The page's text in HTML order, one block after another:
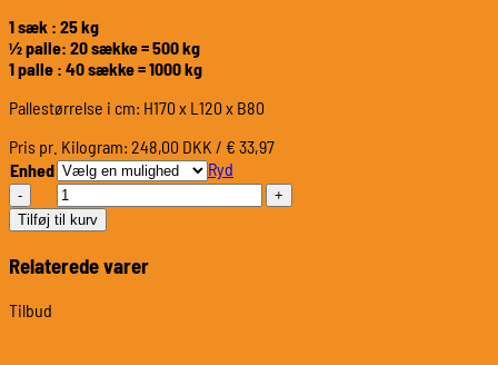
1 sæk : 25 kg
½ palle: 20 sække = 500 kg
1 palle : 40 sække = 1000 kg
Pallestørrelse i cm: H170 x L120 x B80
Pris pr. Kilogram: 248,00 DKK / € 33,97
Enhed
Ryd
Havens
Scharrel-
Korrel
Æglægningspiller
antal
Tilføj til kurv
Relaterede varer
Tilbud